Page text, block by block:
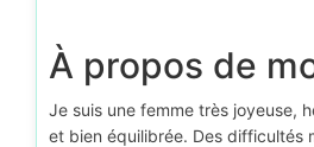
À propos de
Je suis une femme très joyeuse,
et bien équilibrée. Des difficultés